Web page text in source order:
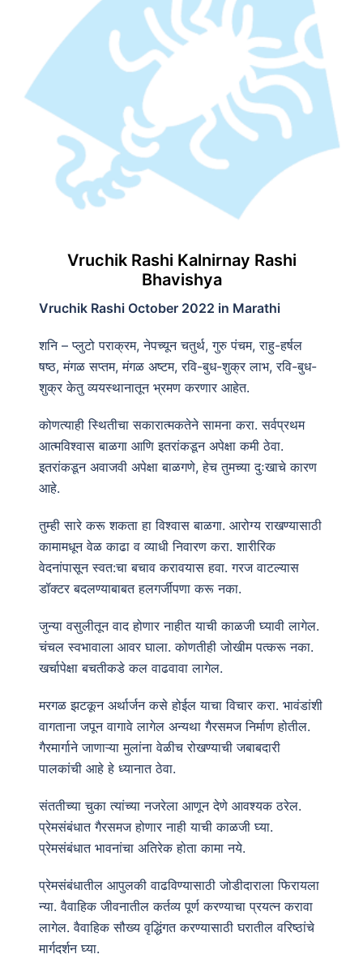
Vruchik Rashi Kalnirnay Rashi
Bhavishya
Vruchik Rashi October 2022 in Marathi
शनि – प्लुटो पराक्रम, नेपच्यून चतुर्थ, गुरु पंचम, राहु-हर्षल
षष्ठ, मंगळ सप्तम, मंगळ अष्टम, रवि-बुध-शुक्र लाभ, रवि-बुध-
शुक्र केतु व्ययस्थानातून भ्रमण करणार आहेत.
कोणत्याही स्थितीचा सकारात्मकतेने सामना करा. सर्वप्रथम
आत्मविश्वास बाळगा आणि इतरांकडून अपेक्षा कमी ठेवा.
इतरांकडून अवाजवी अपेक्षा बाळगणे, हेच तुमच्या दुःखाचे कारण
आहे.
तुम्ही सारे करू शकता हा विश्वास बाळगा. आरोग्य राखण्यासाठी
कामामधून वेळ काढा व व्याधी निवारण करा. शारीरिक
वेदनांपासून स्वत:चा बचाव करावयास हवा. गरज वाटल्यास
डॉक्टर बदलण्याबाबत हलगर्जीपणा करू नका.
जुन्या वसुलीतून वाद होणार नाहीत याची काळजी घ्यावी लागेल.
चंचल स्वभावाला आवर घाला. कोणतीही जोखीम पत्करू नका.
खर्चापेक्षा बचतीकडे कल वाढवावा लागेल.
मरगळ झटकून अर्थार्जन कसे होईल याचा विचार करा. भावंडांशी
वागताना जपून वागावे लागेल अन्यथा गैरसमज निर्माण होतील.
गैरमार्गाने जाणाऱ्या मुलांना वेळीच रोखण्याची जबाबदारी
पालकांची आहे हे ध्यानात ठेवा.
संततीच्या चुका त्यांच्या नजरेला आणून देणे आवश्यक ठरेल.
प्रेमसंबंधात गैरसमज होणार नाही याची काळजी घ्या.
प्रेमसंबंधात भावनांचा अतिरेक होता कामा नये.
प्रेमसंबंधातील आपुलकी वाढविण्यासाठी जोडीदाराला फिरायला
न्या. वैवाहिक जीवनातील कर्तव्य पूर्ण करण्याचा प्रयत्न करावा
लागेल. वैवाहिक सौख्य वृद्धिंगत करण्यासाठी घरातील वरिष्ठांचे
मार्गदर्शन घ्या.